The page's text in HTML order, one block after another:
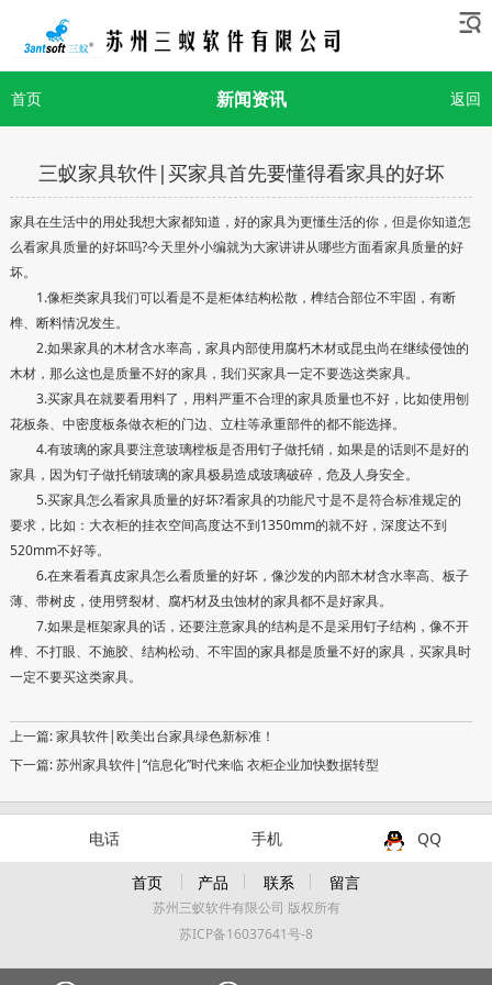
首页 返回
新闻资讯
三蚁家具软件|买家具首先要懂得看家具的好坏
家具在生活中的用处我想大家都知道，好的家具为更懂生活的你，但是你知道怎
么看家具质量的好坏吗?今天里外小编就为大家讲讲从哪些方面看家具质量的好
坏。
1.像柜类家具我们可以看是不是柜体结构松散，榫结合部位不牢固，有断
榫、断料情况发生。
2.如果家具的木材含水率高，家具内部使用腐朽木材或昆虫尚在继续侵蚀的
木材，那么这也是质量不好的家具，我们买家具一定不要选这类家具。
3.买家具在就要看用料了，用料严重不合理的家具质量也不好，比如使用刨
花板条、中密度板条做衣柜的门边、立柱等承重部件的都不能选择。
4.有玻璃的家具要注意玻璃樘板是否用钉子做托销，如果是的话则不是好的
家具，因为钉子做托销玻璃的家具极易造成玻璃破碎，危及人身安全。
5.买家具怎么看家具质量的好坏?看家具的功能尺寸是不是符合标准规定的
要求，比如：大衣柜的挂衣空间高度达不到1350mm的就不好，深度达不到
520mm不好等。
6.在来看看真皮家具怎么看质量的好坏，像沙发的内部木材含水率高、板子
薄、带树皮，使用劈裂材、腐朽材及虫蚀材的家具都不是好家具。
7.如果是框架家具的话，还要注意家具的结构是不是采用钉子结构，像不开
榫、不打眼、不施胶、结构松动、不牢固的家具都是质量不好的家具，买家具时
一定不要买这类家具。
上一篇:家具软件|欧美出台家具绿色新标准！
下一篇:苏州家具软件|“信息化”时代来临 衣柜企业加快数据转型
电话 手机 QQ
首页 产品 联系 留言
苏州三蚁软件有限公司 版权所有
苏ICP备16037641号-8